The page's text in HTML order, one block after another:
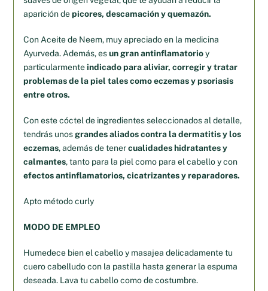
aparición depicores, descamación y quemazón.
Con Aceite de Neem, muy apreciado en la medicina
Ayurveda. Además, esun gran antinflamatorioy
particularmenteindicado para aliviar, corregir y tratar
problemas de la piel tales como eczemas y psoriasis
entre otros.
Con este cóctel de ingredientes seleccionados al detalle,
tendrás unos grandes aliados contra la dermatitis y los
eczemas, además de tenercualidades hidratantes y
calmantes, tanto para la piel como para el cabello y con
efectos antinflamatorios, cicatrizantes y reparadores.
Apto método curly
MODO DE EMPLEO
Humedece bien el cabello y masajea delicadamente tu
cuero cabelludo con la pastilla hasta generar la espuma
deseada. Lava tu cabello como de costumbre.